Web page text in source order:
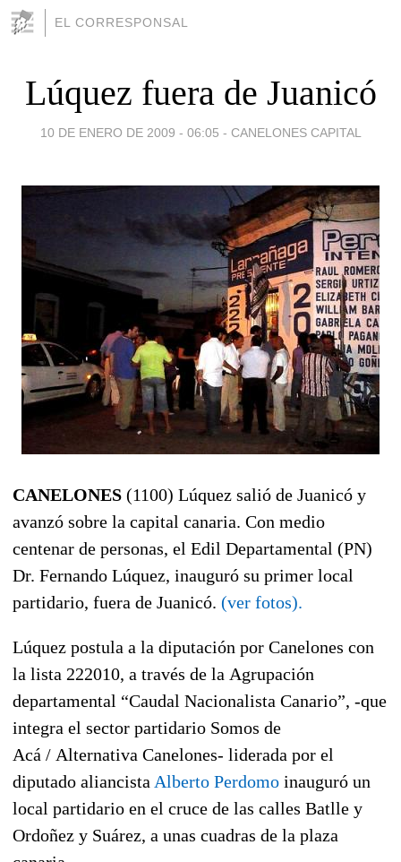
EL CORRESPONSAL
Lúquez fuera de Juanicó
10 DE ENERO DE 2009 - 06:05 - CANELONES CAPITAL
CANELONES (1100) Lúquez salió de Juanicó y
avanzó sobre la capital canaria. Con medio
centenar de personas, el Edil Departamental (PN)
Dr. Fernando Lúquez, inauguró su primer local
partidario, fuera de Juanicó. (ver fotos).
Lúquez postula a la diputación por Canelones con
la lista 222010, a través de la Agrupación
departamental “Caudal Nacionalista Canario”, -que
integra el sector partidario Somos de
Acá / Alternativa Canelones- liderada por el
diputado aliancista Alberto Perdomo inauguró un
local partidario en el cruce de las calles Batlle y
Ordoñez y Suárez, a unas cuadras de la plaza